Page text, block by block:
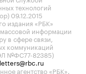
технологий
09.12.2015
издания «РБК»
массовой информации
в сфере связи,
коммуникаций
№ФС77-82385)
letters@rbc.ru
агентство «РБК».